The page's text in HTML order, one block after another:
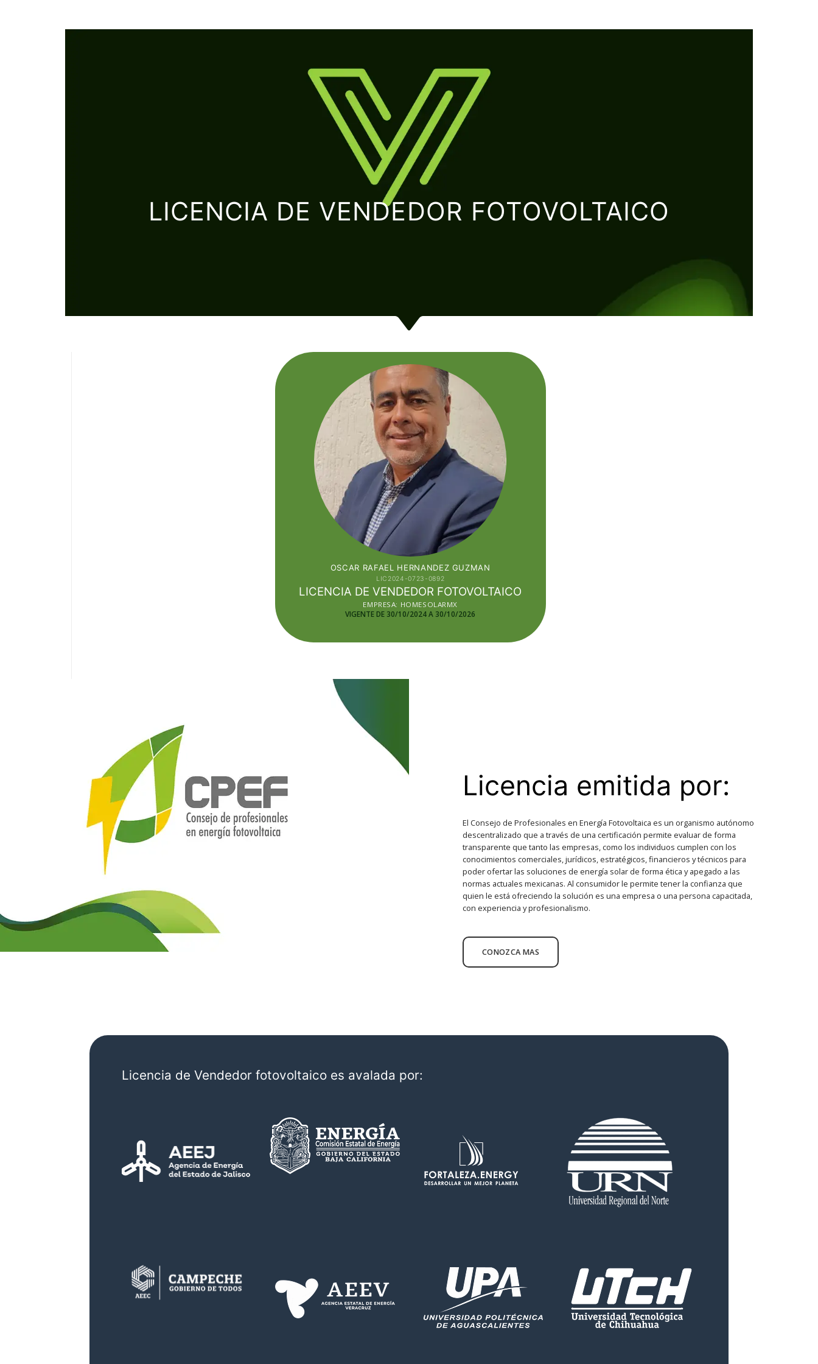
LICENCIA DE VENDEDOR FOTOVOLTAICO
OSCAR RAFAEL HERNANDEZ GUZMAN
LIC2024-0723-0892
LICENCIA DE VENDEDOR FOTOVOLTAICO
EMPRESA: HOMESOLARMX
VIGENTE DE 30/10/2024 A 30/10/2026
Licencia emitida por:
El Consejo de Profesionales en Energía Fotovoltaica es un organismo autónomo
descentralizado que a través de una certificación permite evaluar de forma
transparente que tanto las empresas, como los individuos cumplen con los
conocimientos comerciales, jurídicos, estratégicos, financieros y técnicos para
poder ofertar las soluciones de energía solar de forma ética y apegado a las
normas actuales mexicanas. Al consumidor le permite tener la confianza que
quien le está ofreciendo la solución es una empresa o una persona capacitada,
con experiencia y profesionalismo.
CONOZCA MAS
Licencia de Vendedor fotovoltaico es avalada por: